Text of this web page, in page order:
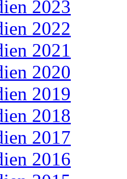
2023
2022
2021
2020
2019
2018
2017
2016